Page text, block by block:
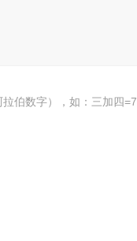
伯数字），如：三加四=7